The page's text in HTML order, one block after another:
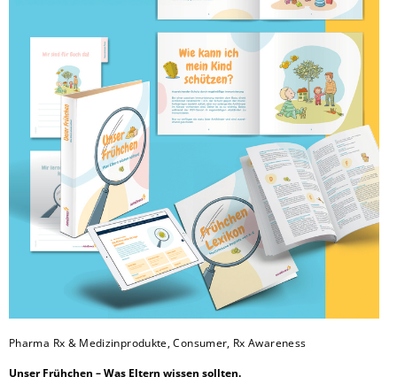
Pharma Rx & Medizinprodukte, Consumer, Rx Awareness
Unser Frühchen – Was Eltern wissen sollten.